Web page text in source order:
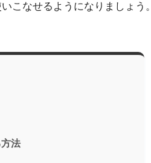
こなせるようになりましょう。
法